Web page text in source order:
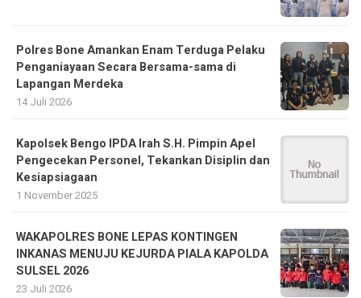
Polres Bone Amankan Enam Terduga Pelaku
Penganiayaan Secara Bersama-sama di
Lapangan Merdeka
14 Juli 2026
Kapolsek Bengo IPDA Irah S.H. Pimpin Apel
Pengecekan Personel, Tekankan Disiplin dan
Kesiapsiagaan
1 November 2025
WAKAPOLRES BONE LEPAS KONTINGEN
INKANAS MENUJU KEJURDA PIALA KAPOLDA
SULSEL 2026
23 Juli 2026